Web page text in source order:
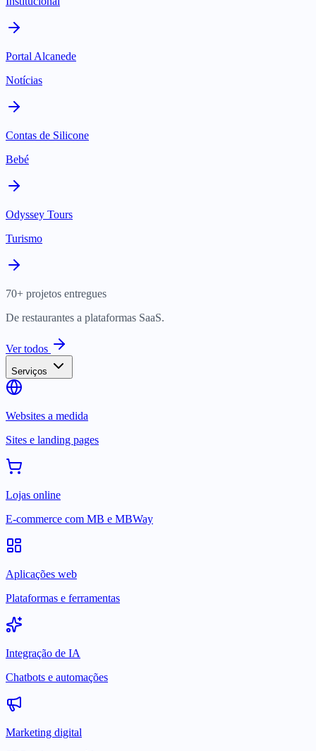
Portal Alcanede
Notícias
Contas de Silicone
Bebé
Odyssey Tours
Turismo
70+ projetos entregues
De restaurantes a plataformas SaaS.
Ver todos
Serviços
Websites a medida
Sites e landing pages
Lojas online
E-commerce com MB e MBWay
Aplicações web
Plataformas e ferramentas
Integração de IA
Chatbots e automações
Marketing digital